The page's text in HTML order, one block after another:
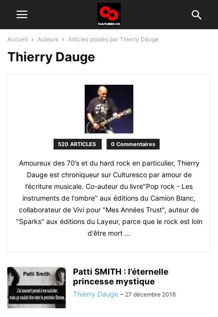
Accueil Auteurs Articles postés par Thierry Dauge
Thierry Dauge
520 ARTICLES 0 Commentaires
Amoureux des 70’s et du hard rock en particulier, Thierry
Dauge est chroniqueur sur Culturesco par amour de
l’écriture musicale. Co-auteur du livre"Pop rock - Les
instruments de l'ombre" aux éditions du Camion Blanc,
collaborateur de Vivi pour "Mes Années Trust", auteur de
"Sparks" aux éditions du Layeur, parce que le rock est loin
d'être mort ...
Patti SMITH : l’éternelle
princesse mystique
Thierry Dauge - 27 décembre 2018